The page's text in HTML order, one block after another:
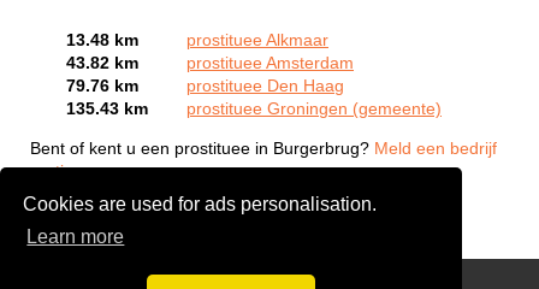
Cookies are used for ads personalisation.
Learn more
13.48 km
prostituee Alkmaar
43.82 km
prostituee Amsterdam
79.76 km
prostituee Den Haag
135.43 km
prostituee Groningen (gemeente)
Bent of kent u een prostituee in Burgerbrug? Meld een bedrijf
gratis aan